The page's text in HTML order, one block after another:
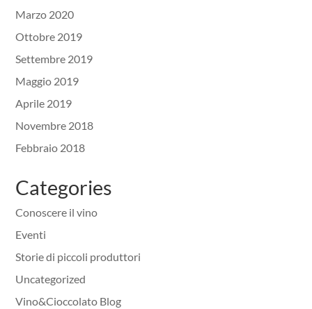
Marzo 2020
Ottobre 2019
Settembre 2019
Maggio 2019
Aprile 2019
Novembre 2018
Febbraio 2018
Categories
Conoscere il vino
Eventi
Storie di piccoli produttori
Uncategorized
Vino&Cioccolato Blog